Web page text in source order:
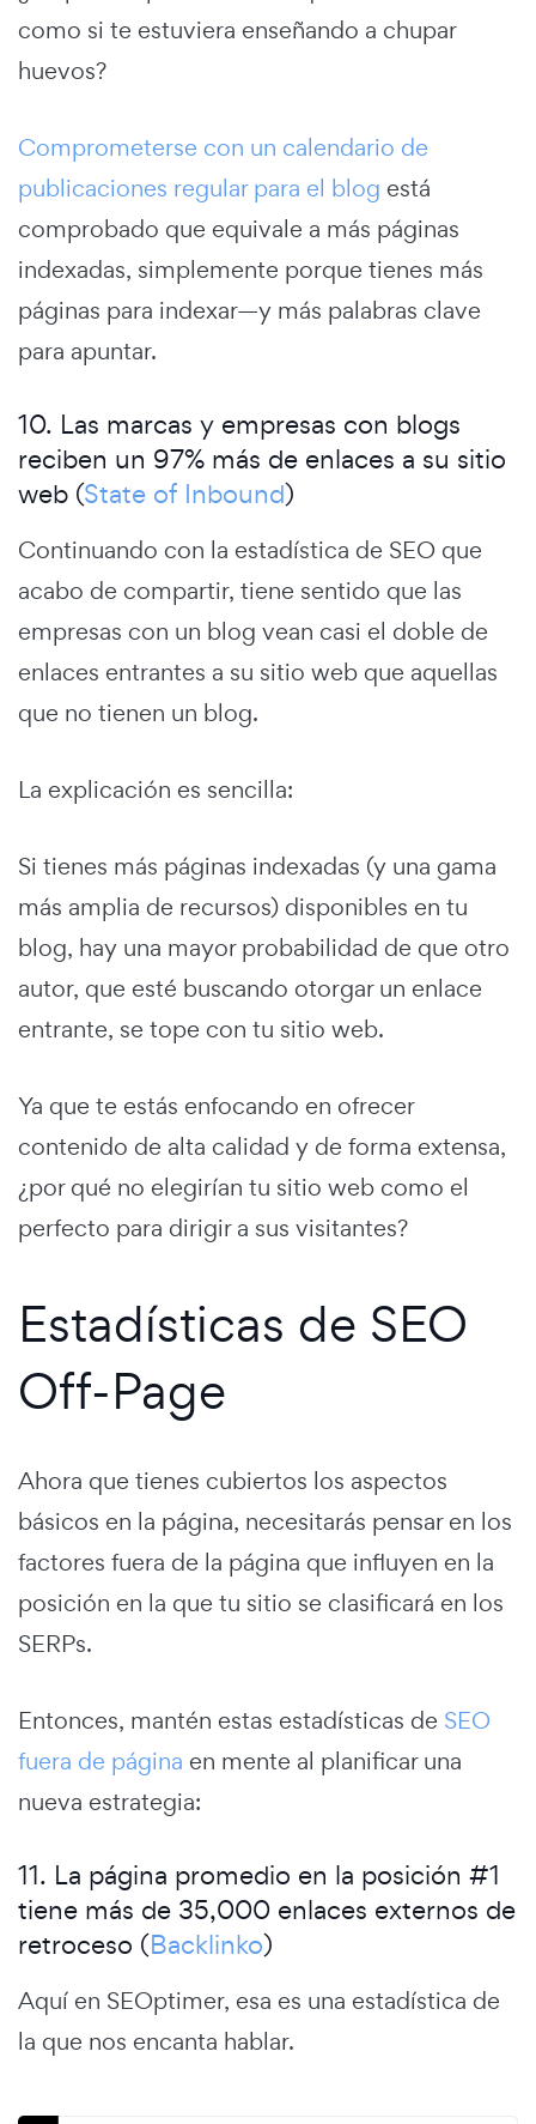
como si te estuviera enseñando a chupar
huevos?
Comprometerse con un calendario de
publicaciones regular para el blog está
comprobado que equivale a más páginas
indexadas, simplemente porque tienes más
páginas para indexar—y más palabras clave
para apuntar.
10. Las marcas y empresas con blogs
reciben un 97% más de enlaces a su sitio
web (State of Inbound)
Continuando con la estadística de SEO que
acabo de compartir, tiene sentido que las
empresas con un blog vean casi el doble de
enlaces entrantes a su sitio web que aquellas
que no tienen un blog.
La explicación es sencilla:
Si tienes más páginas indexadas (y una gama
más amplia de recursos) disponibles en tu
blog, hay una mayor probabilidad de que otro
autor, que esté buscando otorgar un enlace
entrante, se tope con tu sitio web.
Ya que te estás enfocando en ofrecer
contenido de alta calidad y de forma extensa,
¿por qué no elegirían tu sitio web como el
perfecto para dirigir a sus visitantes?
Estadísticas de SEO
Off-Page
Ahora que tienes cubiertos los aspectos
básicos en la página, necesitarás pensar en los
factores fuera de la página que influyen en la
posición en la que tu sitio se clasificará en los
SERPs.
Entonces, mantén estas estadísticas de SEO
fuera de página en mente al planificar una
nueva estrategia:
11. La página promedio en la posición #1
tiene más de 35,000 enlaces externos de
retroceso (Backlinko)
Aquí en SEOptimer, esa es una estadística de
la que nos encanta hablar.